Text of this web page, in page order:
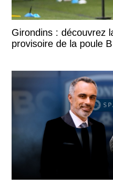
Girondins : découvrez
provisoire de la poule